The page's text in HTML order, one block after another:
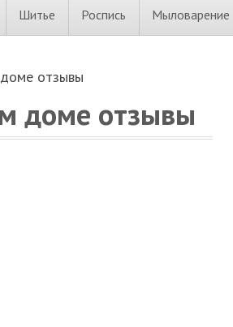
Шитье Роспись Мыловарение
отзывы
доме отзывы